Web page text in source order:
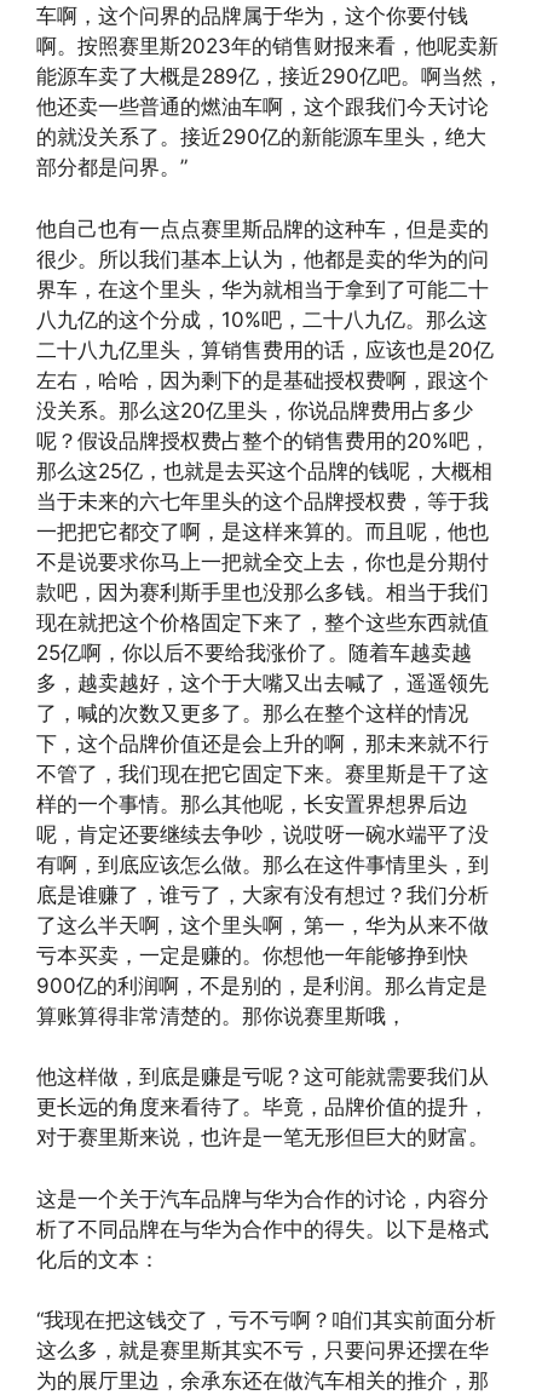
车啊，这个问界的品牌属于华为，这个你要付钱
啊。按照赛里斯2023年的销售财报来看，他呢卖新
能源车卖了大概是289亿，接近290亿吧。啊当然，
他还卖一些普通的燃油车啊，这个跟我们今天讨论
的就没关系了。接近290亿的新能源车里头，绝大
部分都是问界。”
他自己也有一点点赛里斯品牌的这种车，但是卖的
很少。所以我们基本上认为，他都是卖的华为的问
界车，在这个里头，华为就相当于拿到了可能二十
八九亿的这个分成，10%吧，二十八九亿。那么这
二十八九亿里头，算销售费用的话，应该也是20亿
左右，哈哈，因为剩下的是基础授权费啊，跟这个
没关系。那么这20亿里头，你说品牌费用占多少
呢？假设品牌授权费占整个的销售费用的20%吧，
那么这25亿，也就是去买这个品牌的钱呢，大概相
当于未来的六七年里头的这个品牌授权费，等于我
一把把它都交了啊，是这样来算的。而且呢，他也
不是说要求你马上一把就全交上去，你也是分期付
款吧，因为赛利斯手里也没那么多钱。相当于我们
现在就把这个价格固定下来了，整个这些东西就值
25亿啊，你以后不要给我涨价了。随着车越卖越
多，越卖越好，这个于大嘴又出去喊了，遥遥领先
了，喊的次数又更多了。那么在整个这样的情况
下，这个品牌价值还是会上升的啊，那未来就不行
不管了，我们现在把它固定下来。赛里斯是干了这
样的一个事情。那么其他呢，长安置界想界后边
呢，肯定还要继续去争吵，说哎呀一碗水端平了没
有啊，到底应该怎么做。那么在这件事情里头，到
底是谁赚了，谁亏了，大家有没有想过？我们分析
了这么半天啊，这个里头啊，第一，华为从来不做
亏本买卖，一定是赚的。你想他一年能够挣到快
900亿的利润啊，不是别的，是利润。那么肯定是
算账算得非常清楚的。那你说赛里斯哦，
他这样做，到底是赚是亏呢？这可能就需要我们从
更长远的角度来看待了。毕竟，品牌价值的提升，
对于赛里斯来说，也许是一笔无形但巨大的财富。
这是一个关于汽车品牌与华为合作的讨论，内容分
析了不同品牌在与华为合作中的得失。以下是格式
化后的文本：
“我现在把这钱交了，亏不亏啊？咱们其实前面分析
这么多，就是赛里斯其实不亏，只要问界还摆在华
为的展厅里边，余承东还在做汽车相关的推介，那